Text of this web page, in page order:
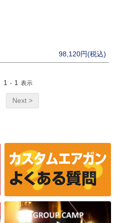
98,120円(税込)
1 - 1 表示
Next >